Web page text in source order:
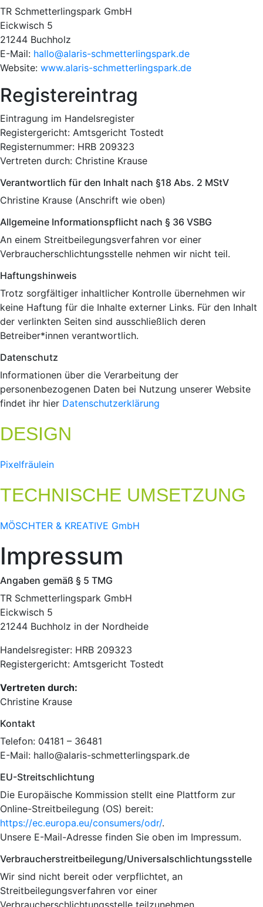
TR Schmetterlingspark GmbH
Eickwisch 5
21244 Buchholz
E-Mail: hallo@alaris-schmetterlingspark.de
Website: www.alaris-schmetterlingspark.de
Registereintrag
Eintragung im Handelsregister
Registergericht: Amtsgericht Tostedt
Registernummer: HRB 209323
Vertreten durch: Christine Krause
Verantwortlich für den Inhalt nach §18 Abs. 2 MStV
Christine Krause (Anschrift wie oben)
Allgemeine Informationspflicht nach § 36 VSBG
An einem Streitbeilegungsverfahren vor einer
Verbraucherschlichtungsstelle nehmen wir nicht teil.
Haftungshinweis
Trotz sorgfältiger inhaltlicher Kontrolle übernehmen wir
keine Haftung für die Inhalte externer Links. Für den Inhalt
der verlinkten Seiten sind ausschließlich deren
Betreiber*innen verantwortlich.
Datenschutz
Informationen über die Verarbeitung der
personenbezogenen Daten bei Nutzung unserer Website
findet ihr hier Datenschutzerklärung
DESIGN
Pixelfräulein
TECHNISCHE UMSETZUNG
MÖSCHTER & KREATIVE GmbH
Impressum
Angaben gemäß § 5 TMG
TR Schmetterlingspark GmbH
Eickwisch 5
21244 Buchholz in der Nordheide
Handelsregister: HRB 209323
Registergericht: Amtsgericht Tostedt
Vertreten durch:
Christine Krause
Kontakt
Telefon: 04181 – 36481
E-Mail: hallo@alaris-schmetterlingspark.de
EU-Streitschlichtung
Die Europäische Kommission stellt eine Plattform zur
Online-Streitbeilegung (OS) bereit:
https://ec.europa.eu/consumers/odr/.
Unsere E-Mail-Adresse finden Sie oben im Impressum.
Verbraucher­streit­beilegung/Universal­schlichtungs­stelle
Wir sind nicht bereit oder verpflichtet, an
Streitbeilegungsverfahren vor einer
Verbraucherschlichtungsstelle teilzunehmen.